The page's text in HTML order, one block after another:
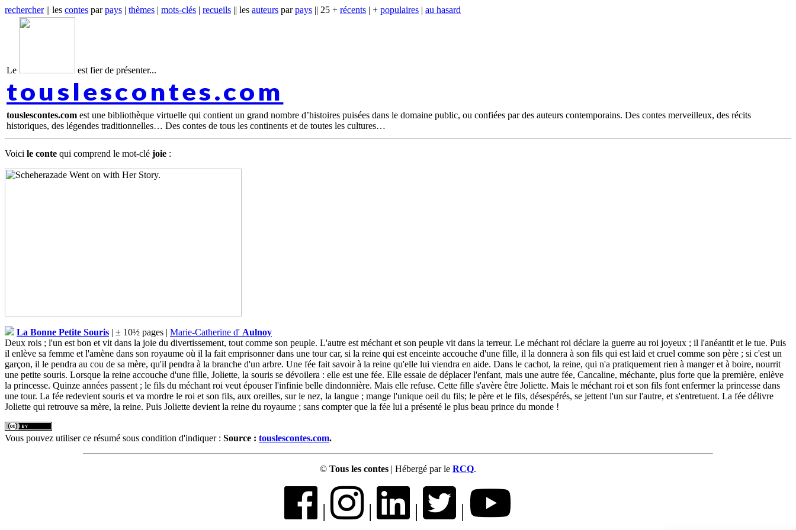
rechercher|| les contes parpays | thèmes | mots-clés | recueils || les auteurs parpays || 25 + récents | + populaires | au hasard
Le est fier de présenter...
touslescontes.com
touslescontes.com est une bibliothèque virtuelle qui contient un grand nombre d’histoires puisées dans le domaine public, ou confiées par des auteurs contemporains. Des contes merveilleux, des récits
historiques, des légendes traditionnelles… Des contes de tous les continents et de toutes les cultures
Voici le conte qui comprend le mot-clé joie :
La Bonne Petite Souris | ± 10½ pages | Marie-Catherine d' Aulnoy
Deux rois ; l'un est bon et vit dans la joie du divertissement, tout comme son peuple. L'autre est méchant et son peuple vit dans la terreur. Le méchant roi déclare la guerre au roi joyeux ; il l'anéantit et le tue. Puis
il enlève sa femme et l'amène dans son royaume où il la fait emprisonner dans une tour car, si la reine qui est enceinte accouche d'une fille, il la donnera à son fils qui est laid et cruel comme son père ; si c'est un
garçon, il le pendra au cou de sa mère, qu'il pendra à la branche d'un arbre. Une fée fait savoir à la reine qu'elle lui viendra en aide. Dans le cachot, la reine, qui n'a pratiquement rien à manger et à boire, nourrit
une petite souris. Lorsque la reine accouche d'une fille, Joliette, la souris se dévoilera : elle est une fée. Elle essaie de déplacer l'enfant, mais une autre fée, Cancaline, méchante, plus forte que la première, enlève
la princesse. Quinze années passent ; le fils du méchant roi veut épouser l'infinie belle dindonnière. Mais elle refuse. Cette fille s'avère être Joliette. Mais le méchant roi et son fils font enfermer la princesse dans
une tour. La fée redevient souris et va mordre le roi et son fils, aux oreilles, sur le nez, la langue ; mange l'unique oeil du fils; le père et le fils, désespérés, se jettent l'un sur l'autre, et s'entretuent. La fée délivre
Joliette qui retrouve sa mère, la reine. Puis Joliette devient la reine du royaume ; sans compter que la fée lui a présenté le plus beau prince du monde !
Vous pouvez utiliser ce résumé sous condition d'indiquer : Source : touslescontes.com.
© Tous les contes | Hébergé par le RCQ.
| | | |